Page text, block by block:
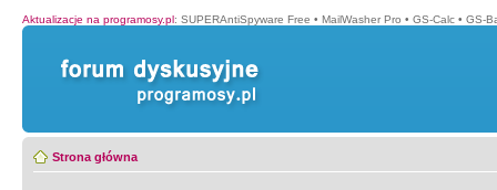
Aktualizacje na programosy.pl: SUPERAntiSpyware Free • MailWasher Pro • GS-Calc • GS-
Strona główna